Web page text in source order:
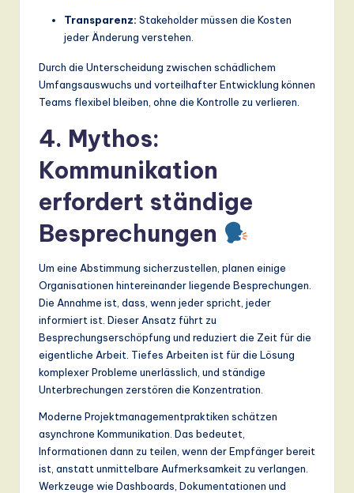
Transparenz: Stakeholder müssen die Kosten
jeder Änderung verstehen.
Durch die Unterscheidung zwischen schädlichem
Umfangsauswuchs und vorteilhafter Entwicklung können
Teams flexibel bleiben, ohne die Kontrolle zu verlieren.
4. Mythos:
Kommunikation
erfordert ständige
Besprechungen
Um eine Abstimmung sicherzustellen, planen einige
Organisationen hintereinander liegende Besprechungen.
Die Annahme ist, dass, wenn jeder spricht, jeder
informiert ist. Dieser Ansatz führt zu
Besprechungserschöpfung und reduziert die Zeit für die
eigentliche Arbeit. Tiefes Arbeiten ist für die Lösung
komplexer Probleme unerlässlich, und ständige
Unterbrechungen zerstören die Konzentration.
Moderne Projektmanagementpraktiken schätzen
asynchrone Kommunikation. Das bedeutet,
Informationen dann zu teilen, wenn der Empfänger bereit
ist, anstatt unmittelbare Aufmerksamkeit zu verlangen.
Werkzeuge wie Dashboards, Dokumentationen und